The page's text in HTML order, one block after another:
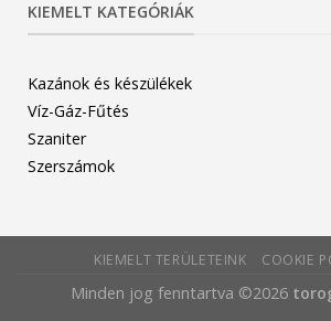
KIEMELT KATEGÓRIÁK
Kazánok és készülékek
Víz-Gáz-Fűtés
Szaniter
Szerszámok
KIEMELT TERÜLETEINK COOKIE
Minden jog fenntartva ©2026